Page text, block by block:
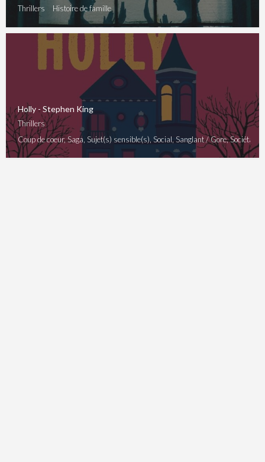
Thrillers Histoire de famille
Holly - Stephen King
Thrillers
Coup de coeur, Saga, Sujet(s) sensible(s), Social, Sanglant / Gore, Sociétal